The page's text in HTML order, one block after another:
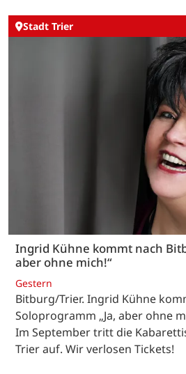
Stadt Trier
Ingrid Kühne kommt nach
aber ohne mich!“
Gestern
Bitburg/Trier. Ingrid Kühne
Soloprogramm „Ja, aber ohne
Im September tritt die
Trier auf. Wir verlosen Tickets!